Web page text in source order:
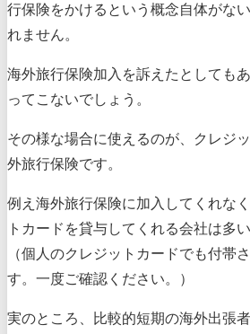
行保険をかけるという概念自体がな
れません。
海外旅行保険加入を訴えたとしても
ってこないでしょう。
その様な場合に使えるのが、クレジ
外旅行保険です。
例え海外旅行保険に加入してくれな
トカードを貸与してくれる会社は多
（個人のクレジットカードでも付帯
す。一度ご確認ください。）
実のところ、比較的短期の海外出張